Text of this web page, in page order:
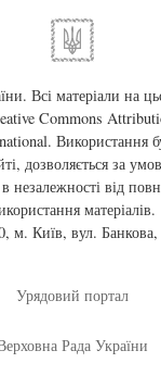
Всі матеріали на
Commons
. Використання
дозволяється за
незалежності від
матеріалів.
м. Київ, вул. Банкова,
Урядовий портал
Рада України